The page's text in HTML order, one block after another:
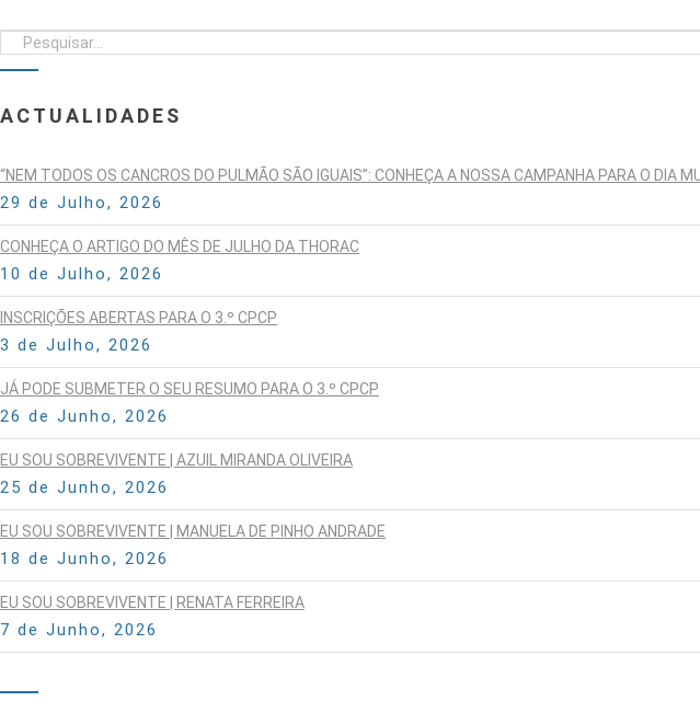
ACTUALIDADES
“NEM TODOS OS CANCROS DO PULMÃO SÃO IGUAIS”: CONHEÇA A NOSSA CAMPANHA PARA O DIA
29 de Julho, 2026
CONHEÇA O ARTIGO DO MÊS DE JULHO DA THORAC
10 de Julho, 2026
INSCRIÇÕES ABERTAS PARA O 3.º CPCP
3 de Julho, 2026
JÁ PODE SUBMETER O SEU RESUMO PARA O 3.º CPCP
26 de Junho, 2026
EU SOU SOBREVIVENTE | AZUIL MIRANDA OLIVEIRA
25 de Junho, 2026
EU SOU SOBREVIVENTE | MANUELA DE PINHO ANDRADE
18 de Junho, 2026
EU SOU SOBREVIVENTE | RENATA FERREIRA
7 de Junho, 2026